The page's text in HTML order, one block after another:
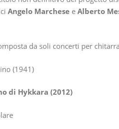
Angelo Marchese e Alberto
da soli concerti per
(1941)
di Hykkara (2012)